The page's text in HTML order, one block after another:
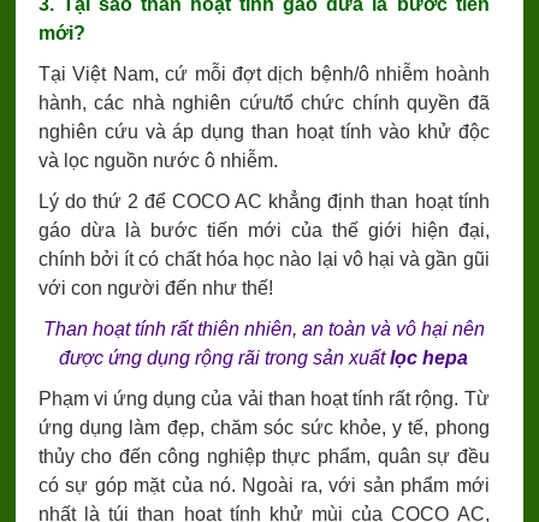
mới?
Tại Việt Nam, cứ mỗi đợt dịch bệnh/ô nhiễm hoành
hành, các nhà nghiên cứu/tổ chức chính quyền đã
nghiên cứu và áp dụng than hoạt tính vào khử độc
và lọc nguồn nước ô nhiễm.
Lý do thứ 2 để COCO AC khẳng định than hoạt tính
gáo dừa là bước tiến mới của thế giới hiện đại,
chính bởi ít có chất hóa học nào lại vô hại và gần gũi
với con người đến như thế!
Than hoạt tính rất thiên nhiên, an toàn và vô hại nên
được ứng dụng rộng rãi trong sản xuấtlọc hepa
Phạm vi ứng dụng của vải than hoạt tính rất rộng. Từ
ứng dụng làm đẹp, chăm sóc sức khỏe, y tế, phong
thủy cho đến công nghiệp thực phẩm, quân sự đều
có sự góp mặt của nó. Ngoài ra, với sản phẩm mới
nhất là túi than hoạt tính khử mùi của COCO AC,